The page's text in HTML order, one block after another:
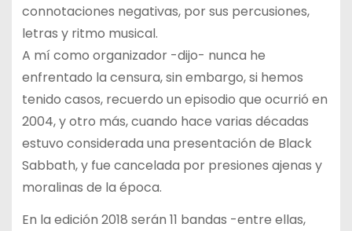
connotaciones negativas, por sus percusiones,
letras y ritmo musical.
A mí como organizador -dijo- nunca he
enfrentado la censura, sin embargo, si hemos
tenido casos, recuerdo un episodio que ocurrió en
2004, y otro más, cuando hace varias décadas
estuvo considerada una presentación de Black
Sabbath, y fue cancelada por presiones ajenas y
moralinas de la época.
En la edición 2018 serán 11 bandas -entre ellas,